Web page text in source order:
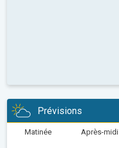
Prévisions
Matinée Après-midi